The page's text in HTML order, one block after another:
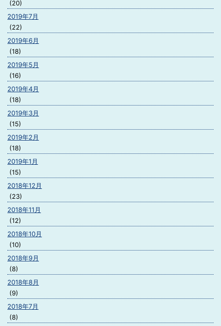
(20)
2019年7月
(22)
2019年6月
(18)
2019年5月
(16)
2019年4月
(18)
2019年3月
(15)
2019年2月
(18)
2019年1月
(15)
2018年12月
(23)
2018年11月
(12)
2018年10月
(10)
2018年9月
(8)
2018年8月
(9)
2018年7月
(8)